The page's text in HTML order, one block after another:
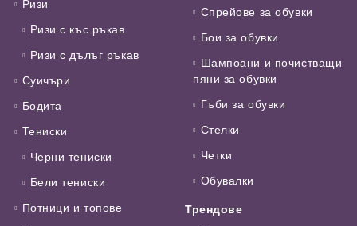
Ризи
Ризи с къс ръкав
Ризи с дълъг ръкав
Суичъри
Бодита
Тениски
Черни тениски
Бели тениски
Потници и топове
Спрейове за обувки
Бои за обувки
Шампоани и почистващи
пяни за обувки
Гъби за обувки
Стелки
Четки
Обувалки
Трендове